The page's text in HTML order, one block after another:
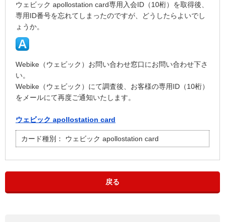
ウェビック apollostation card専用入会ID（10桁）を取得後、
専用ID番号を忘れてしまったのですが、どうしたらよいでし
ょうか。
Webike（ウェビック）お問い合わせ窓口にお問い合わせ下さ
い。
Webike（ウェビック）にて調査後、お客様の専用ID（10桁）
をメールにて再度ご通知いたします。
ウェビック apollostation card
カード種別： ウェビック apollostation card
戻る